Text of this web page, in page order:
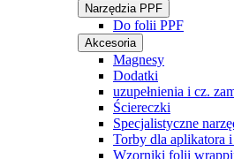
Narzędzia PPF
Do folii PPF
Akcesoria
Magnesy
Dodatki
uzupełnienia i cz.
Ściereczki
Specjalistyczne
Torby dla aplikatora i
Wzorniki folii